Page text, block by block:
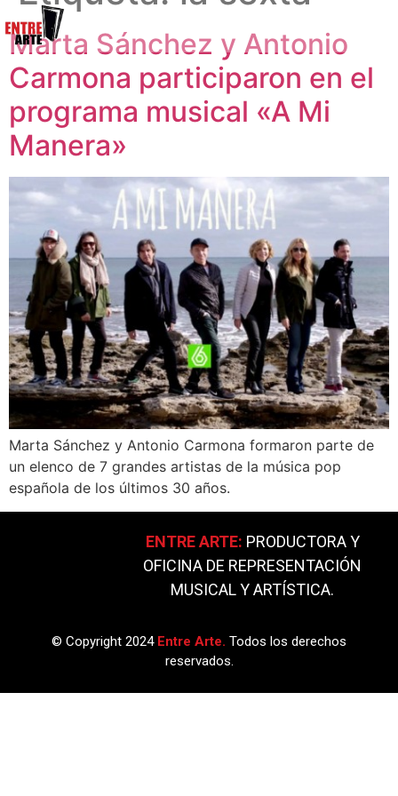
Marta Sánchez y Antonio
Carmona participaron en el
programa musical «A Mi
Manera»
Marta Sánchez y Antonio Carmona formaron parte de
un elenco de 7 grandes artistas de la música pop
española de los últimos 30 años.
ENTRE ARTE: PRODUCTORA Y
OFICINA DE REPRESENTACIÓN
MUSICAL Y ARTÍSTICA.
© Copyright 2024 Entre Arte. Todos los derechos
reservados.